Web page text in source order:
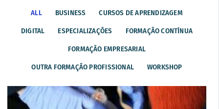
ALL BUSINESS CURSOS DE APRENDIZAGEM
DIGITAL ESPECIALIZAÇÕES FORMAÇÃO CONTÍNUA
FORMAÇÃO EMPRESARIAL
OUTRA FORMAÇÃO PROFISSIONAL WORKSHOP